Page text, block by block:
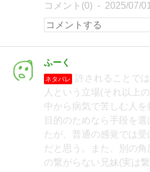
コメント(0) 2025/07/01
ふーく
ネタバレ
許されることで
人という立場(それ以上
中から病気で苦しむ人を
目的のためなら手段を
たが、普通の感覚では
だと思う。また、別の
の繋がらない兄妹(実は